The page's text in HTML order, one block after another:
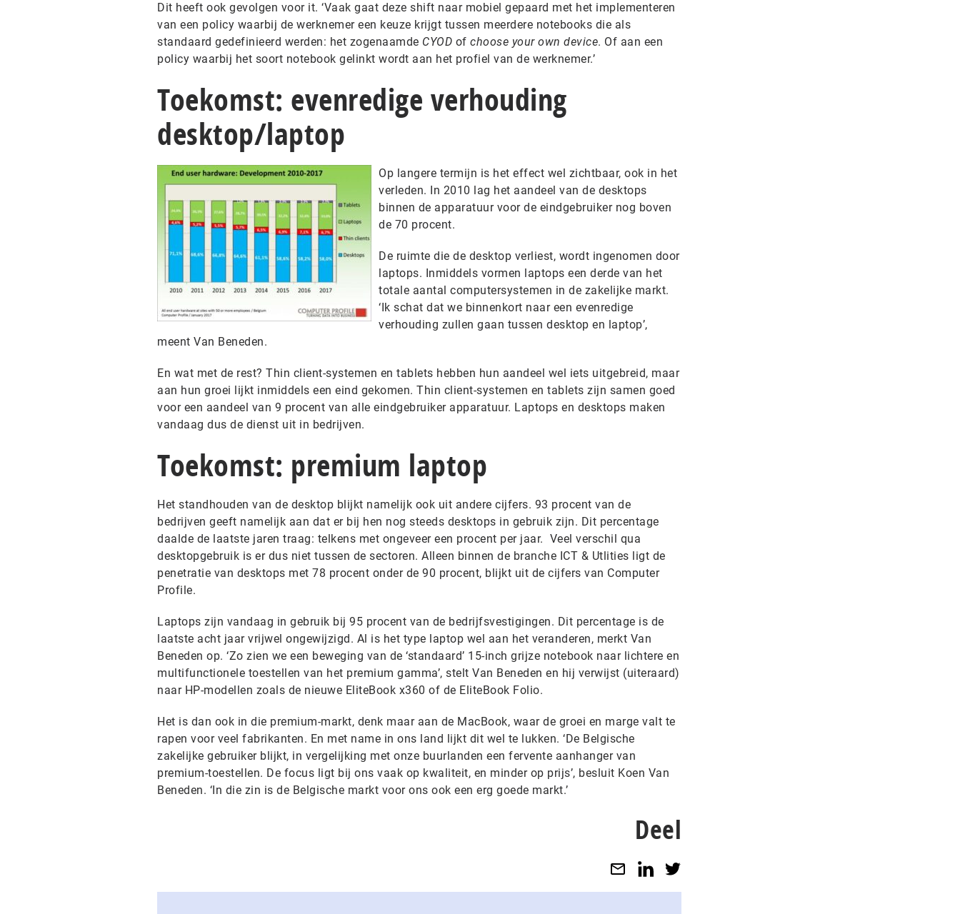
Dit heeft ook gevolgen voor it. ‘Vaak gaat deze shift naar mobiel gepaard met het implementeren
van een policy waarbij de werknemer een keuze krijgt tussen meerdere notebooks die als
standaard gedefinieerd werden: het zogenaamde CYOD of choose your own device. Of aan een
policy waarbij het soort notebook gelinkt wordt aan het profiel van de werknemer.’
Toekomst: evenredige verhouding
desktop/laptop
Op langere termijn is het effect wel zichtbaar, ook in het
verleden. In 2010 lag het aandeel van de desktops
binnen de apparatuur voor de eindgebruiker nog boven
de 70 procent.
De ruimte die de desktop verliest, wordt ingenomen door
laptops. Inmiddels vormen laptops een derde van het
totale aantal computersystemen in de zakelijke markt.
‘Ik schat dat we binnenkort naar een evenredige
verhouding zullen gaan tussen desktop en laptop’,
meent Van Beneden.
En wat met de rest? Thin client-systemen en tablets hebben hun aandeel wel iets uitgebreid, maar
aan hun groei lijkt inmiddels een eind gekomen. Thin client-systemen en tablets zijn samen goed
voor een aandeel van 9 procent van alle eindgebruiker apparatuur. Laptops en desktops maken
vandaag dus de dienst uit in bedrijven.
Toekomst: premium laptop
Het standhouden van de desktop blijkt namelijk ook uit andere cijfers. 93 procent van de
bedrijven geeft namelijk aan dat er bij hen nog steeds desktops in gebruik zijn. Dit percentage
daalde de laatste jaren traag: telkens met ongeveer een procent per jaar. Veel verschil qua
desktopgebruik is er dus niet tussen de sectoren. Alleen binnen de branche ICT & Utlities ligt de
penetratie van desktops met 78 procent onder de 90 procent, blijkt uit de cijfers van Computer
Profile.
Laptops zijn vandaag in gebruik bij 95 procent van de bedrijfsvestigingen. Dit percentage is de
laatste acht jaar vrijwel ongewijzigd. Al is het type laptop wel aan het veranderen, merkt Van
Beneden op. ‘Zo zien we een beweging van de ‘standaard’ 15-inch grijze notebook naar lichtere en
multifunctionele toestellen van het premium gamma’, stelt Van Beneden en hij verwijst (uiteraard)
naar HP-modellen zoals de nieuwe EliteBook x360 of de EliteBook Folio.
Het is dan ook in die premium-markt, denk maar aan de MacBook, waar de groei en marge valt te
rapen voor veel fabrikanten. En met name in ons land lijkt dit wel te lukken. ‘De Belgische
zakelijke gebruiker blijkt, in vergelijking met onze buurlanden een fervente aanhanger van
premium-toestellen. De focus ligt bij ons vaak op kwaliteit, en minder op prijs’, besluit Koen Van
Beneden. ‘In die zin is de Belgische markt voor ons ook een erg goede markt.’
Deel